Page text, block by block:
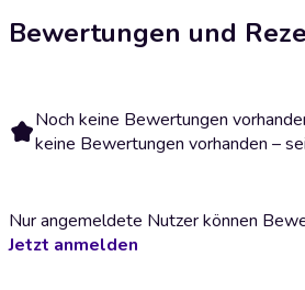
Bewertungen und
Noch keine Bewertungen
keine Bewertungen vorhanden –
Nur angemeldete Nutzer können
Jetzt anmelden